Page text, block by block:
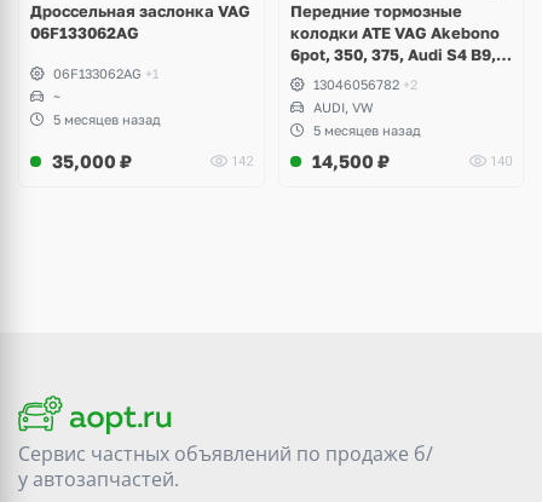
Дроссельная заслонка VAG
06F133062AG
06F133062AG +1
~
5 месяцев назад
35,000 ₽ 142
Передние тормозные
колодки ATE VAG Akebono
6pot, 350, 375, Audi S4 B9,
S5, A6 C8, A7, Q7, Q8,
Volkswagen Touareg
13046056782 +2
AUDI, VW
5 месяцев назад
14,500 ₽ 140
Сервис частных объявлений по продаже б/
уавтозапчастей.